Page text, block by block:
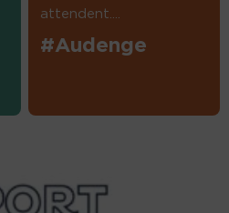
attendent....
#Audenge